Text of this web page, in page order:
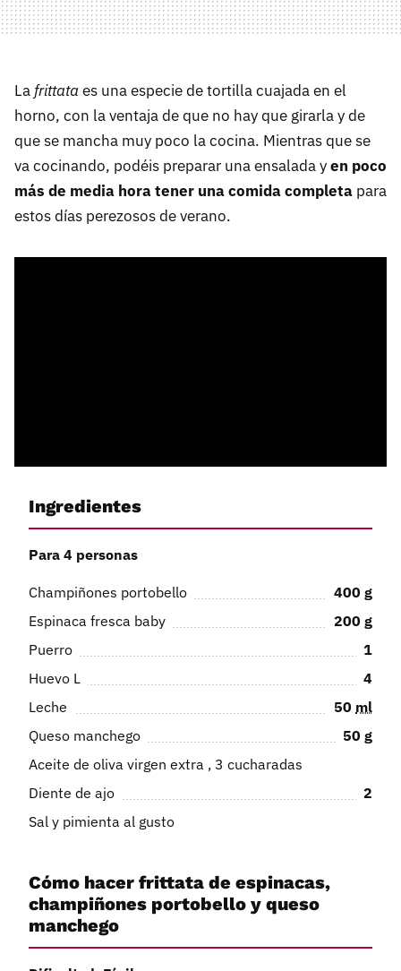
La frittata es una especie de tortilla cuajada en el
horno, con la ventaja de que no hay que girarla y de
que se mancha muy poco la cocina. Mientras que se
va cocinando, podéis preparar una ensalada yen poco
más de media hora tener una comida completa para
estos días perezosos de verano.
Ingredientes
Para 4 personas
Champiñones portobello 400 g
Espinaca fresca baby
200 g
Puerro
1
Huevo L
4
Leche
50 ml
Queso manchego
50 g
Aceite de oliva virgen extra , 3 cucharadas
Diente de ajo
2
Sal y pimienta al gusto
Cómo hacer frittata de espinacas,
champiñones portobello y queso
manchego